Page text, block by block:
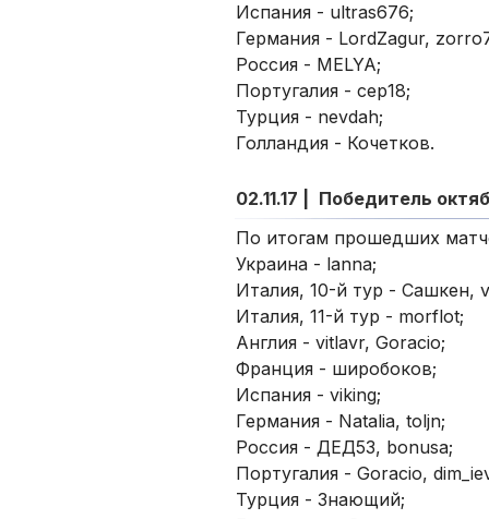
Испания - ultras676;
Германия - LordZagur,
Россия - MELYA;
Португалия - сер18;
Турция - nevdah;
Голландия - Кочетков.
02.11.17 |
Победитель
По итогам прошедших
Украина - lanna;
Италия, 10-й тур - Сашкен,
Италия, 11-й тур - morflot;
Англия - vitlavr, Goracio;
Франция - широбоков;
Испания - viking;
Германия - Natalia, toljn;
Россия - ДЕД53, bonusa;
Португалия - Goracio,
Турция - Знающий;